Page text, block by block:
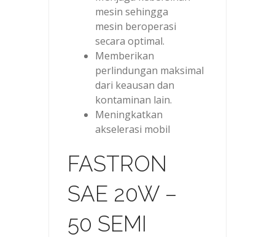
mesin sehingga
mesin beroperasi
secara optimal.
Memberikan
perlindungan maksimal
dari keausan dan
kontaminan lain.
Meningkatkan
akselerasi mobil
FASTRON
SAE 20W –
50 SEMI